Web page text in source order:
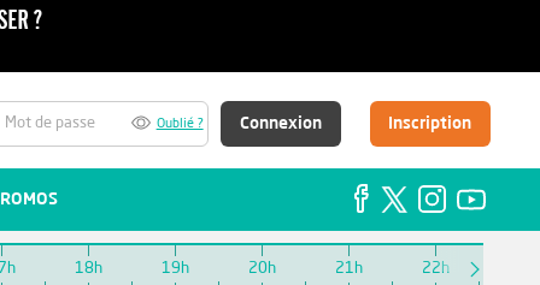
Oublié ? Connexion Inscription
18h 19h 20h 21h 22h